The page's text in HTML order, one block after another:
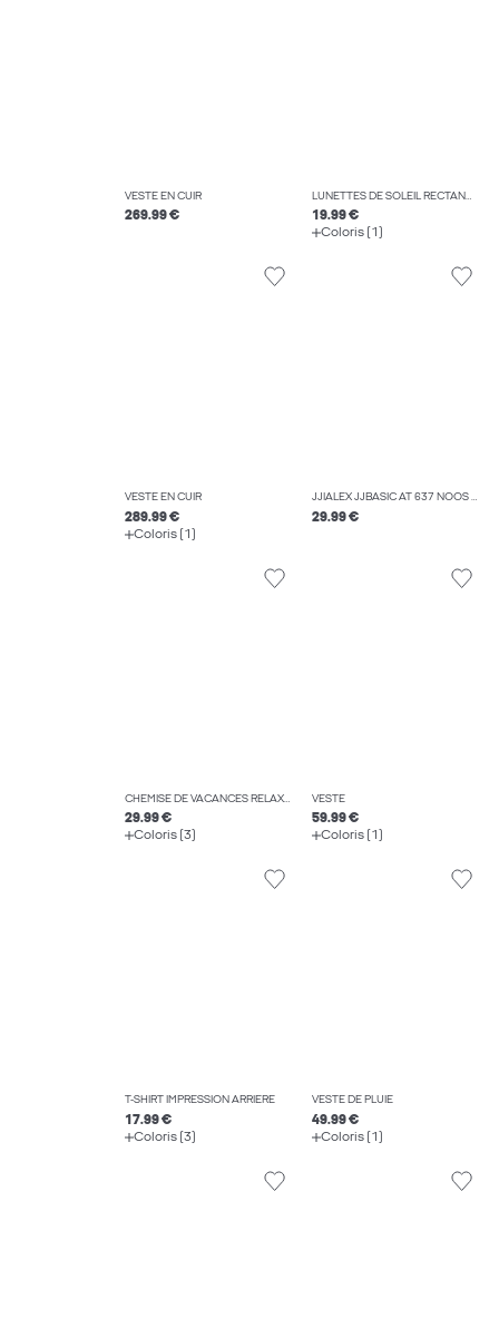
VESTE EN CUIR
269.99 €
LUNETTES DE SOLEIL RECTANGULAIRES
19.99 €
Coloris (1)
VESTE EN CUIR
289.99 €
Coloris (1)
JJIALEX JJBASIC AT 637 NOOS JEAN BAGGY FIT
29.99 €
CHEMISE DE VACANCES RELAXED FIT
29.99 €
Coloris (3)
VESTE
59.99 €
Coloris (1)
T-SHIRT IMPRESSION ARRIÈRE
17.99 €
Coloris (3)
VESTE DE PLUIE
49.99 €
Coloris (1)